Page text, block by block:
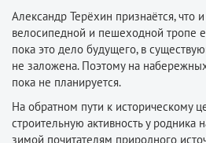
Александр Терёхин признаётся, что
велосипедной и пешеходной тропе
пока это дело будущего, в
не заложена. Поэтому на
пока не планируется.
На обратном пути к историческому
строительную активность у родника
зимой почитателям природного